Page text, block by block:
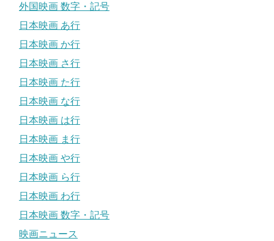
外国映画 数字・記号
日本映画 あ行
日本映画 か行
日本映画 さ行
日本映画 た行
日本映画 な行
日本映画 は行
日本映画 ま行
日本映画 や行
日本映画 ら行
日本映画 わ行
日本映画 数字・記号
映画ニュース